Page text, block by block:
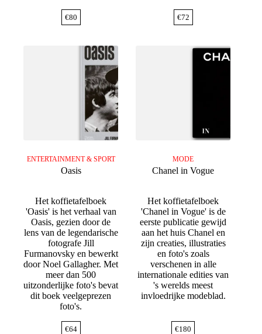
€80 €72
ENTERTAINMENT & SPORT
Oasis
Het koffietafelboek
'Oasis' is het verhaal van
Oasis, gezien door de
lens van de legendarische
fotografe Jill
Furmanovsky en bewerkt
door Noel Gallagher. Met
meer dan 500
uitzonderlijke foto's bevat
dit boek veelgeprezen
foto's.
€64
MODE
Chanel in Vogue
Het koffietafelboek
'Chanel in Vogue' is de
eerste publicatie gewijd
aan het huis Chanel en
zijn creaties, illustraties
en foto's zoals
verschenen in alle
internationale edities van
's werelds meest
invloedrijke modeblad.
€180